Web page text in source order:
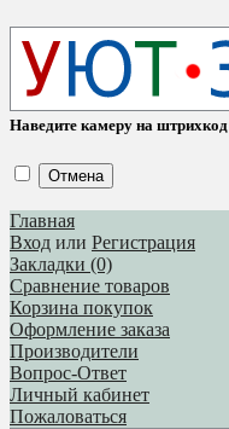
Наведите камеру на штрихкод
Отмена
Главная
Вход или Регистрация
Закладки (0)
Сравнение товаров
Корзина покупок
Оформление заказа
Производители
Вопрос-Ответ
Личный кабинет
Пожаловаться